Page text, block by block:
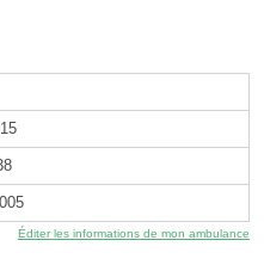
Éditer les informations de mon ambulance